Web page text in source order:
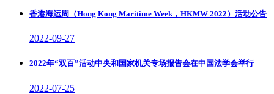
香港海运周（Hong Kong Maritime Week，HKMW 2022）活动公告
2022-09-27
2022年“双百”活动中央和国家机关专场报告会在中国法学会举行
2022-07-25